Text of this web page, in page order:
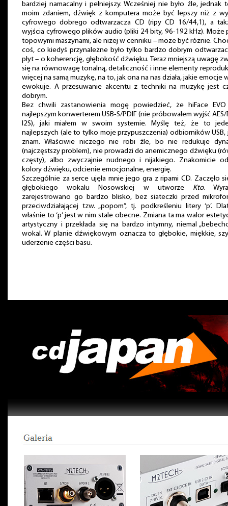
bardziej namacalny i pełniejszy. Wcześniej nie było źle, jednak
moim zdaniem, dźwięk z komputera może być lepszy niż z
cyfrowego dobrego odtwarzacza CD (ripy CD 16/44,1), a
wyjścia cyfrowego plików audio (pliki 24 bity, 96-192 kHz). Może
topowymi maszynami, ale niżej w cenniku – może być różnie.
coś, co kiedyś przynależne było tylko bardzo dobrym
płyt – o koherencję, głębokość dźwięku. Teraz mniejszą uwagę
się na równowagę tonalną, detaliczność i inne elementy
więcej na samą muzykę, na to, jak ona na nas działa, jakie emocje
ewokuje. A przesuwanie akcentu z techniki na muzykę jest
dobrym.
Bez chwili zastanowienia mogę powiedzieć, że hiFace
najlepszym konwerterem USB-S/PDIF (nie próbowałem wyjść AES/
I2S), jaki miałem w swoim systemie. Myślę też, że to
najlepszych (ale to tylko moje przypuszczenia) odbiorników USB,
znam. Właściwie niczego nie robi źle, bo nie redukuje
(najczęstszy problem), nie prowadzi do anemicznego dźwięku
częsty), albo zwyczajnie nudnego i nijakiego. Znakomicie
kolory dźwięku, odcienie emocjonalne, energię.
Szczególnie za serce ujęła mnie jego gra z ripami CD. Zaczęło
głębokiego wokalu Nosowskiej w utworze Kto.
zarejestrowano go bardzo blisko, bez siateczki przed
przeciwdziałającej tzw. „popom”, tj. podkreśleniu litery ‘p’.
właśnie to ‘p’ jest w nim stale obecne. Zmiana ta ma walor
artystyczny i przekłada się na bardzo intymny, niemal
wokal. W planie dźwiękowym oznacza to głębokie, miękkie,
uderzenie części basu.